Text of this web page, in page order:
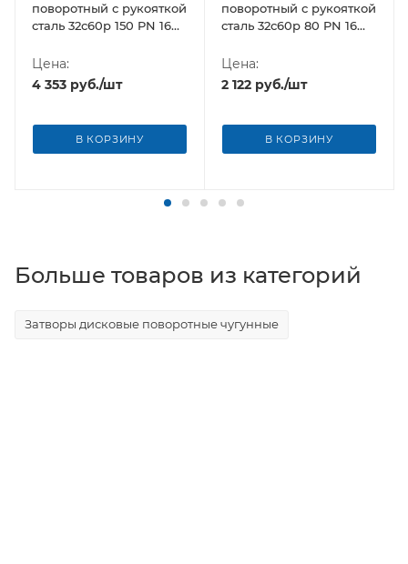
поворотный с рукояткой
сталь 32с60р 150 PN 16
Цена:
4 353 руб./шт
В КОРЗИНУ
поворотный с рукояткой
сталь 32с60р 80 PN 16
Цена:
2 122 руб./шт
В КОРЗИНУ
Больше товаров из категорий
Затворы дисковые поворотные чугунные